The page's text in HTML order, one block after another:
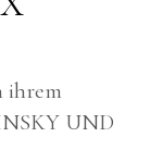
ihrem
UND